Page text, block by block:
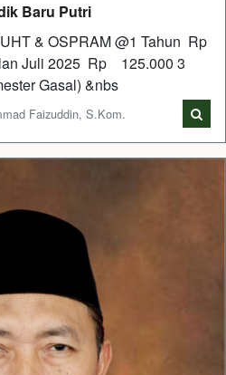
Baru Putri
& OSPRAM @1 Tahun Rp
Juli 2025 Rp 125.000 3
Gasal) &nbs
Faizuddin, S.Kom.